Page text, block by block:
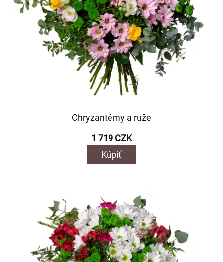
Chryzantémy a ruže
1 719 CZK
Kúpiť